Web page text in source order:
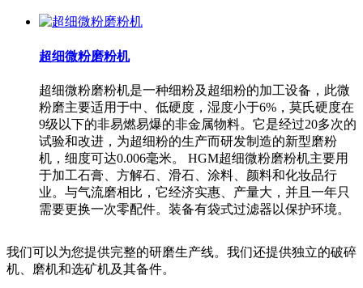
超细微粉磨粉机
超细微粉磨粉机是一种细粉及超细粉的加工设备，此微
粉磨主要适用于中、低硬度，湿度小于6%，莫氏硬度在
9级以下的非易燃易爆的非金属物料。它是经过20多次的
试验和改进，为超细粉的生产而研发制造的新型磨粉
机，细度可达0.006毫米。 HGM超细微粉磨粉机主要用
于加工石膏、方解石、滑石、涂料、颜料和化妆品行
业。与气流磨相比，它经济实惠、产量大，并且一年只
需要更换一次零配件。装备有袋式过滤器以保护环境。
我们可以为您提供完整的研磨生产线。我们还提供独立的破碎
机、磨机和选矿机及其备件。